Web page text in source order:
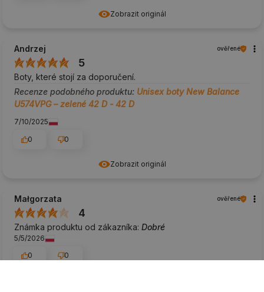
Zobrazit originál
Zobrazit originál
Andrzej ověřené
5
Boty, které stojí za doporučení.
Recenze podobného produktu: Unisex boty New Balance
U574VPG – zelené 42 D - 42 D
7/10/2025
0
0
Małgorzata ověřené
4
Známka produktu od zákazníka: Dobré
5/5/2026
0
0